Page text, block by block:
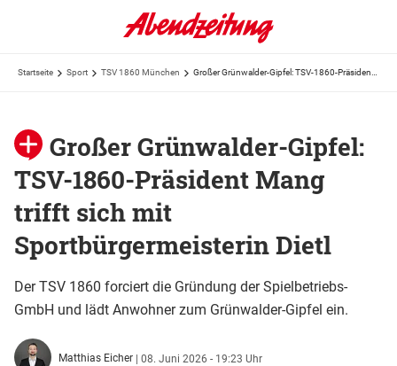
Startseite Sport TSV 1860 München
Großer Grünwalder-Gipfel:
TSV-1860-Präsident Mang
trifft sich mit
Sportbürgermeisterin Dietl
Der TSV 1860 forciert die Gründung der Spielbetriebs-
GmbH und lädt Anwohner zum Grünwalder-Gipfel ein.
Matthias Eicher | 08. Juni 2026 - 19:23 Uhr